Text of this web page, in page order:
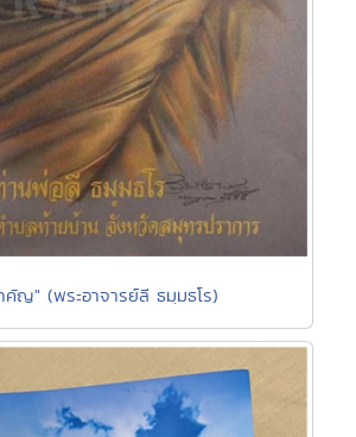
ญ" (พระอาจารย์ลี ธมฺมธโร)